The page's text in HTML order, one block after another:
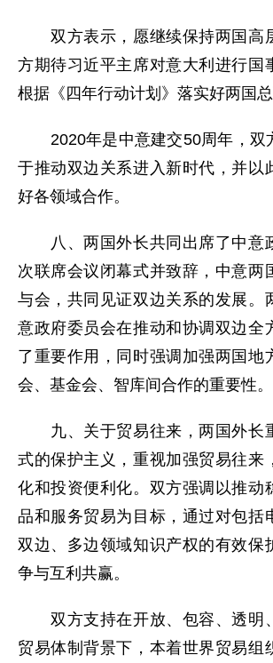
双方表示，愿继续保持两国高
方期待习近平主席对意大利进行国
根据《四年行动计划》落实好两国总
2020年是中意建交50周年，双
于推动双边关系进入新时代，并以
好各领域合作。
八、两国外长共同出席了中意
次联席会议闭幕式并致辞，中意两
与会，共同见证双边关系的发展。
意政府委员会在推动和协调双边全
了重要作用，同时强调加强两国地
会、基金会、智库间合作的重要性。
九、关于贸易往来，两国外长
式的保护主义，重视加强贸易往来
化和投资便利化。双方强调以推动
品和服务贸易为目标，通过对包括
双边、多边领域知识产权的有效保
争与互利共赢。
双方支持在开放、包容、透明
贸易体制背景下，本着世界贸易组